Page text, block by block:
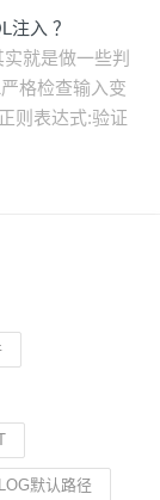
入 ？
就是做一些判
格检查输入变
则表达式:验证
默认路径